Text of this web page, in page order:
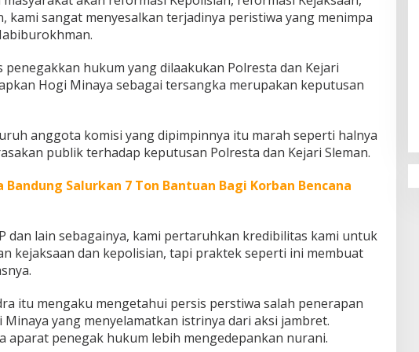
kami sangat menyesalkan terjadinya peristiwa yang menimpa
hukum yang dilaakukan Polresta dan Kejari
Hogi Minaya sebagai tersangka merupakan keputusan
anggota komisi yang dipimpinnya itu marah seperti halnya
publik terhadap keputusan Polresta dan Kejari Sleman.
Bandung Salurkan 7 Ton Bantuan Bagi Korban Bencana
dan lain sebagainya, kami pertaruhkan kredibilitas kami untuk
kejaksaan dan kepolisian, tapi praktek seperti ini membuat
itu mengaku mengetahui persis perstiwa salah penerapan
yang menyelamatkan istrinya dari aksi jambret.
aparat penegak hukum lebih mengedepankan nurani.
Penguatan Pendidikan Agama dan
Mempelajarinya